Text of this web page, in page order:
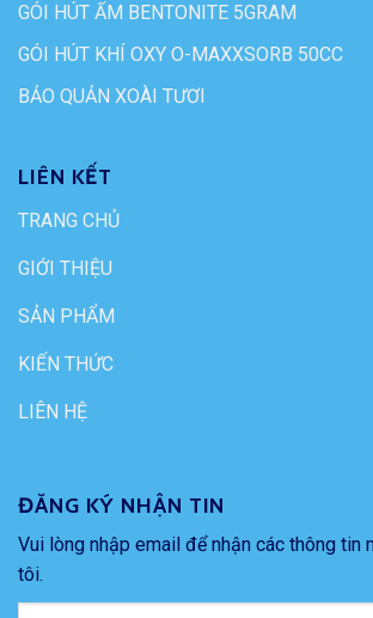
GÓI HÚT ẨM BENTONITE 5GRAM
GÓI HÚT KHÍ OXY O-MAXXSORB 50CC
BẢO QUẢN XOÀI TƯƠI
LIÊN KẾT
TRANG CHỦ
GIỚI THIỆU
SẢN PHẨM
KIẾN THỨC
LIÊN HỆ
ĐĂNG KÝ NHẬN TIN
Vui lòng nhập email để nhận các thông tin
tôi.